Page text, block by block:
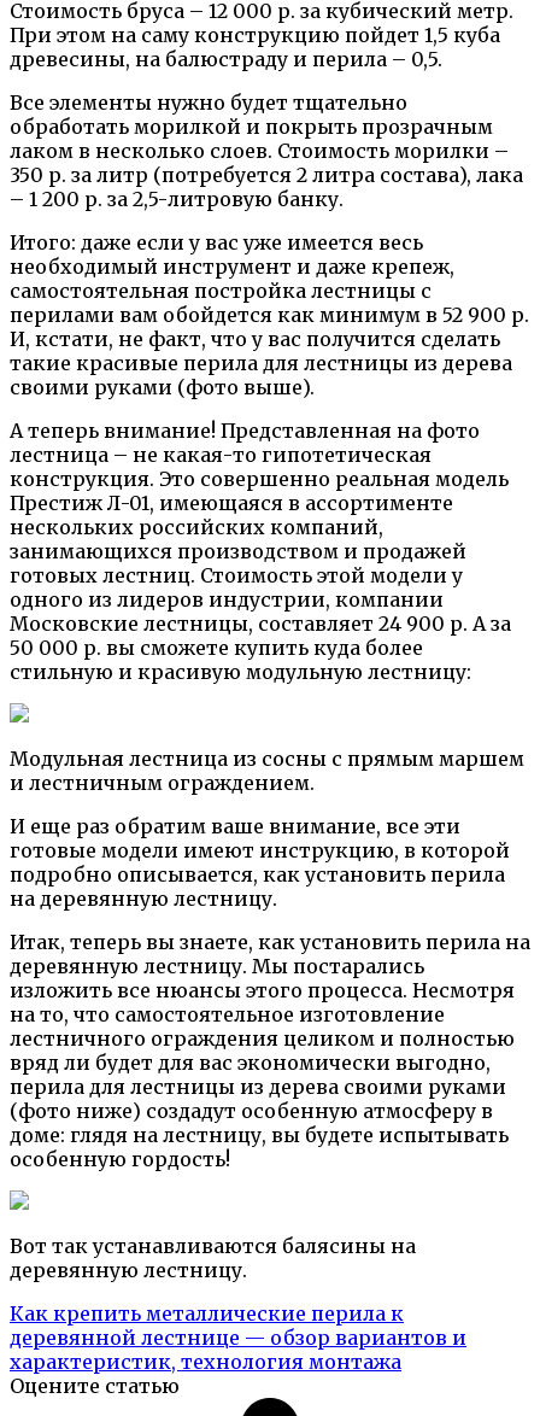
Стоимость бруса – 12 000 р. за кубический метр.
При этом на саму конструкцию пойдет 1,5 куба
древесины, на балюстраду и перила – 0,5.
Все элементы нужно будет тщательно
обработать морилкой и покрыть прозрачным
лаком в несколько слоев. Стоимость морилки –
350 р. за литр (потребуется 2 литра состава), лака
– 1 200 р. за 2,5-литровую банку.
Итого: даже если у вас уже имеется весь
необходимый инструмент и даже крепеж,
самостоятельная постройка лестницы с
перилами вам обойдется как минимум в 52 900 р.
И, кстати, не факт, что у вас получится сделать
такие красивые перила для лестницы из дерева
своими руками (фото выше).
А теперь внимание! Представленная на фото
лестница – не какая-то гипотетическая
конструкция. Это совершенно реальная модель
Престиж Л-01, имеющаяся в ассортименте
нескольких российских компаний,
занимающихся производством и продажей
готовых лестниц. Стоимость этой модели у
одного из лидеров индустрии, компании
Московские лестницы, составляет 24 900 р. А за
50 000 р. вы сможете купить куда более
стильную и красивую модульную лестницу:
Модульная лестница из сосны с прямым маршем
и лестничным ограждением.
И еще раз обратим ваше внимание, все эти
готовые модели имеют инструкцию, в которой
подробно описывается, как установить перила
на деревянную лестницу.
Итак, теперь вы знаете, как установить перила на
деревянную лестницу. Мы постарались
изложить все нюансы этого процесса. Несмотря
на то, что самостоятельное изготовление
лестничного ограждения целиком и полностью
вряд ли будет для вас экономически выгодно,
перила для лестницы из дерева своими руками
(фото ниже) создадут особенную атмосферу в
доме: глядя на лестницу, вы будете испытывать
особенную гордость!
Вот так устанавливаются балясины на
деревянную лестницу.
Как крепить металлические перила к
деревянной лестнице — обзор вариантов и
характеристик, технология монтажа
Оцените статью